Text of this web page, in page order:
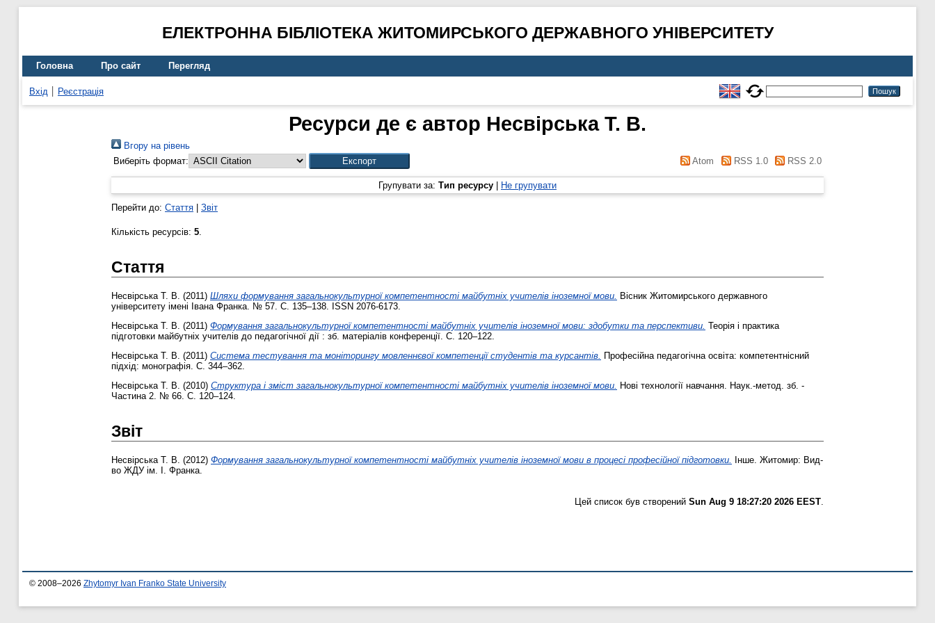
ЕЛЕКТРОННА БІБЛІОТЕКА ЖИТОМИРСЬКОГО ДЕРЖАВНОГО УНІВЕРСИТЕТУ
Головна Про сайт Перегляд
Вхід Реєстрація
Ресурси де є автор Несвірська Т. В.
Вгору на рівень
Виберіть формат:
Atom RSS 1.0 RSS 2.0
Групувати за: Тип ресурсу Не групувати
Перейти до: Стаття Звіт
Кількість ресурсів: 5.
Стаття
Несвірська Т. В. (2011) Шляхи формування загальнокультурної компетентності майбутніх учителів іноземної мови. Вісник Житомирського державного
університету імені Івана Франка. № 57. С. 135–138. ISSN 2076-6173.
Несвірська Т. В. (2011) Формування загальнокультурної компетентності майбутніх учителів іноземної мови: здобутки та перспективи. Теорія і практика
підготовки майбутніх учителів до педагогічної дії : зб. матеріалів конференції. С. 120–122.
Несвірська Т. В. (2011) Система тестування та моніторингу мовленнєвої компетенції студентів та курсантів.
Професійна педагогічна освіта: компетентнісний
підхід: монографія. С. 344–362.
Несвірська Т. В. (2010) Структура і зміст загальнокультурної компетентності майбутніх учителів іноземної мови. Нові технології навчання. Наук.-метод. зб. -
Частина 2. № 66. С. 120–124.
Звіт
Несвірська Т. В. (2012) Формування загальнокультурної компетентності майбутніх учителів іноземної мови в процесі професійної підготовки.
Інше. Житомир: Вид-
во ЖДУ ім. І. Франка.
Цей список був створений Sun Aug 9 18:27:20 2026 EEST
© 2008–2026 Zhytomyr Ivan Franko State University